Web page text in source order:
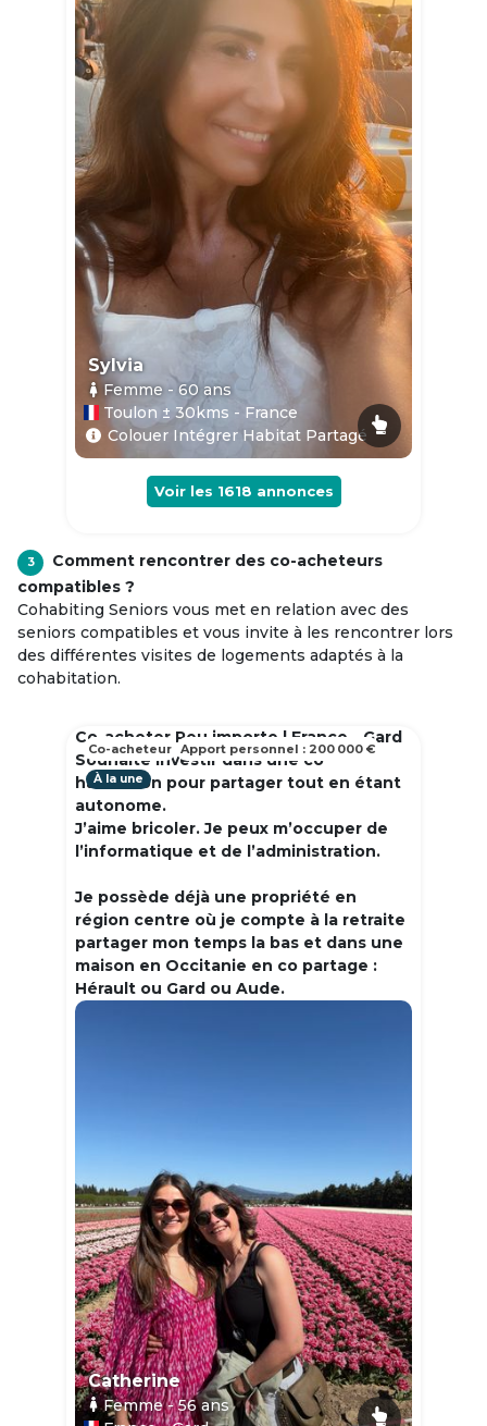
Sylvia
Femme - 60ans
Toulon ± 30kms - France
Colouer Intégrer Habitat Partagé
Voir les 1618 annonces
3
Comment rencontrer des co-acheteurs
compatibles ?
Cohabiting Seniors vous met en relation avec des
seniors compatibles et vous invite à les rencontrer lors
des différentes visites de logements adaptés à la
cohabitation.
Co-acheter Peu importe | France - Gard
Souhaite investir dans une co
habitation pour partager tout en étant
autonome.
J’aime bricoler. Je peux m’occuper de
l’informatique et de l’administration.
Je possède déjà une propriété en
région centre où je compte à la retraite
partager mon temps la bas et dans une
maison en Occitanie en co partage :
Hérault ou Gard ou Aude.
À la une
Catherine
Femme- 56ans
Co-acheteur Apport personnel : 200 000 €